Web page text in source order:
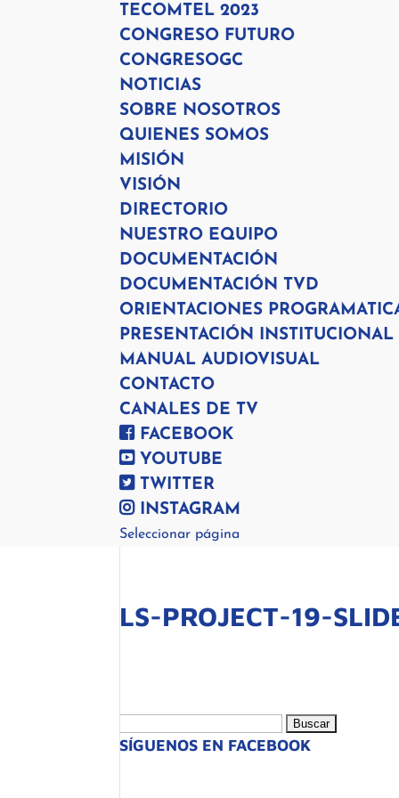
TECOMTEL 2023
CONGRESO FUTURO
CONGRESOGC
NOTICIAS
SOBRE NOSOTROS
QUIENES SOMOS
MISIÓN
VISIÓN
DIRECTORIO
NUESTRO EQUIPO
DOCUMENTACIÓN
DOCUMENTACIÓN TVD
ORIENTACIONES
PRESENTACIÓN INSTITUCIONAL
MANUAL AUDIOVISUAL
CONTACTO
CANALES DE TV
FACEBOOK
YOUTUBE
TWITTER
INSTAGRAM
Seleccionar página
LS-PROJECT-19-
SÍGUENOS EN FACEBOOK